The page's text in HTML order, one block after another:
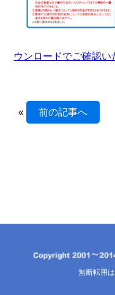
ウンロードでご確認い
« 前の記事へ
無断転用